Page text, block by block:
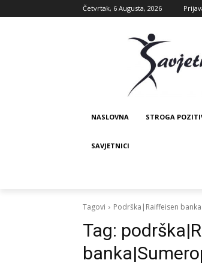
Četvrtak, 6 Augusta, 2026
NASLOVNA STROGA
SAVJETNICI
Tagovi Podrška|Raiffeisen
Tag: